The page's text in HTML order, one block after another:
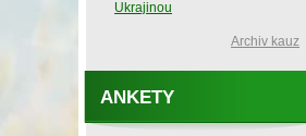
Ukrajinou
Archiv kauz
ANKETY